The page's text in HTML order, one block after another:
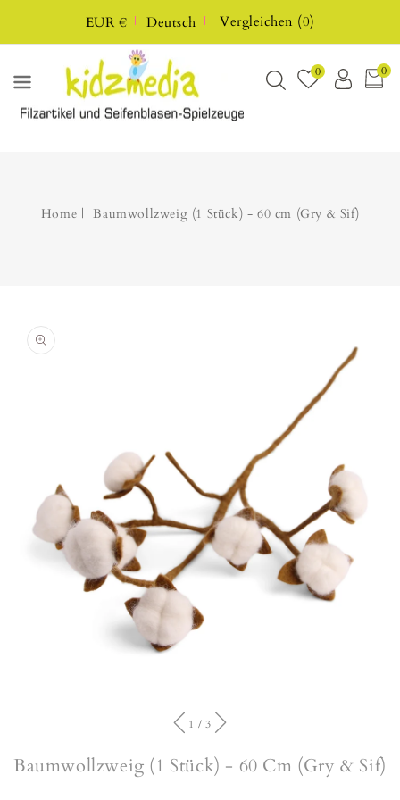
EUR € Deutsch Vergleichen (0)
0 0
Home Baumwollzweig (1 Stück) - 60 cm (Gry & Sif)
1 /von
3
Baumwollzweig (1 Stück) - 60 Cm (Gry & Sif)